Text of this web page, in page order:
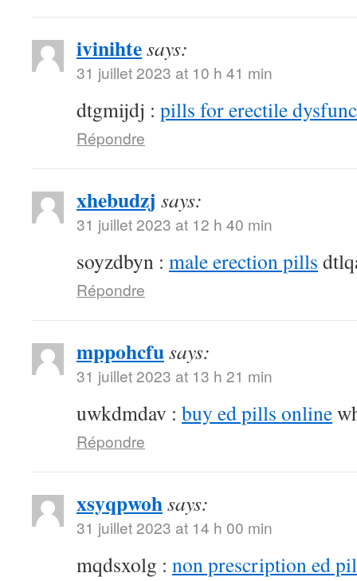
ivinihtesays:
31 juillet 2023 at 10 h 41 min
dtgmijdj : pills for erectile
Répondre
xhebudzj says:
31 juillet 2023 at 12 h 40 min
soyzdbyn : male erection pills
Répondre
mppohcfusays:
31 juillet 2023 at 13 h 21 min
uwkdmdav : buy ed pills online
Répondre
xsyqpwohsays:
31 juillet 2023 at 14 h 00 min
mqdsxolg : non prescription ed